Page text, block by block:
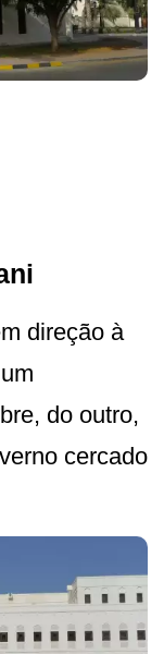
direção à
do outro,
cercado